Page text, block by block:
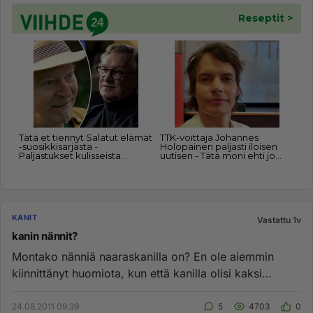
KANIT Vastattu 1v
kanin nännit?
Montako nänniä naaraskanilla on? En ole aiemmin
kiinnittänyt huomiota, kun että kanilla olisi kaksi
24.08.2011 09:39 5 4703 0